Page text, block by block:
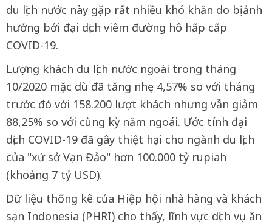
du lịch nước này gặp rất nhiều khó khăn do bị ảnh
hưởng bởi đại dịch viêm đường hô hấp cấp
COVID-19.
Lượng khách du lịch nước ngoài trong tháng
10/2020 mặc dù đã tăng nhẹ 4,57% so với tháng
trước đó với 158.200 lượt khách nhưng vẫn giảm
88,25% so với cùng kỳ năm ngoái. Ước tính đại
dịch COVID-19 đã gây thiệt hại cho ngành du lịch
của "xứ sở Vạn Đảo" hơn 100.000 tỷ rupiah
(khoảng 7 tỷ USD).
Dữ liệu thống kê của Hiệp hội nhà hàng và khách
sạn Indonesia (PHRI) cho thấy, lĩnh vực dịch vụ ăn